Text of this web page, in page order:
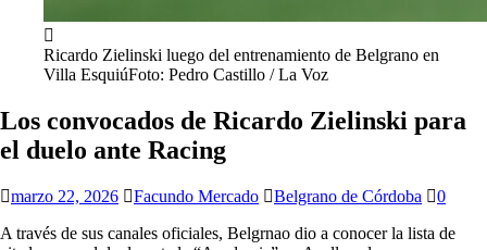
Ricardo Zielinski luego del entrenamiento de Belgrano en
Villa EsquiúFoto: Pedro Castillo / La Voz
Los convocados de Ricardo Zielinski para
el duelo ante Racing
marzo 22, 2026 Facundo Mercado Belgrano de Córdoba
0
A través de sus canales oficiales, Belgrnao dio a conocer la lista de